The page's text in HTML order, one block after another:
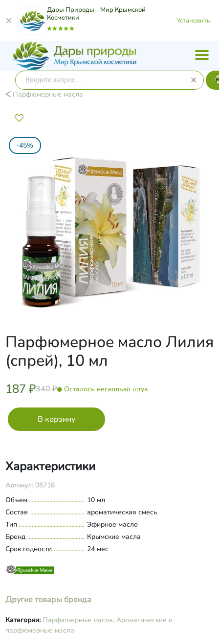
Дары Природы - Мир Крымской
Косметики
Установить
Парфюмерные масла
-45%
Парфюмерное масло Лилия
(спрей), 10 мл
187 ₽340 ₽ Осталось несколько штук
Характеристики
Артикул: 05718
Объем
10 мл
Состав
ароматическая смесь
Тип
Эфирное масло
Бренд
Крымские масла
Срок годности
24 мес
Другие товары бренда
Категории: Парфюмерные масла, Ароматические и
парфюмерные масла